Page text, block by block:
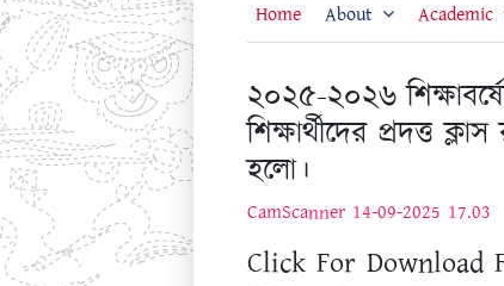
Home About Academic
২০২৫-২০২৬
শিক্ষার্থীদের প্রদত্ত
হলো।
CamScanner 14-09-2025 17.03
Click For Download